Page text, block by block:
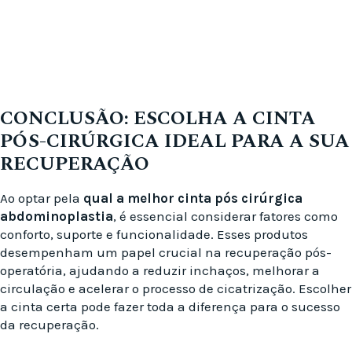
CONCLUSÃO: ESCOLHA A CINTA
PÓS-CIRÚRGICA IDEAL PARA A SUA
RECUPERAÇÃO
Ao optar pela qual a melhor cinta pós cirúrgica
abdominoplastia, é essencial considerar fatores como
conforto, suporte e funcionalidade. Esses produtos
desempenham um papel crucial na recuperação pós-
operatória, ajudando a reduzir inchaços, melhorar a
circulação e acelerar o processo de cicatrização. Escolher
a cinta certa pode fazer toda a diferença para o sucesso
da recuperação.